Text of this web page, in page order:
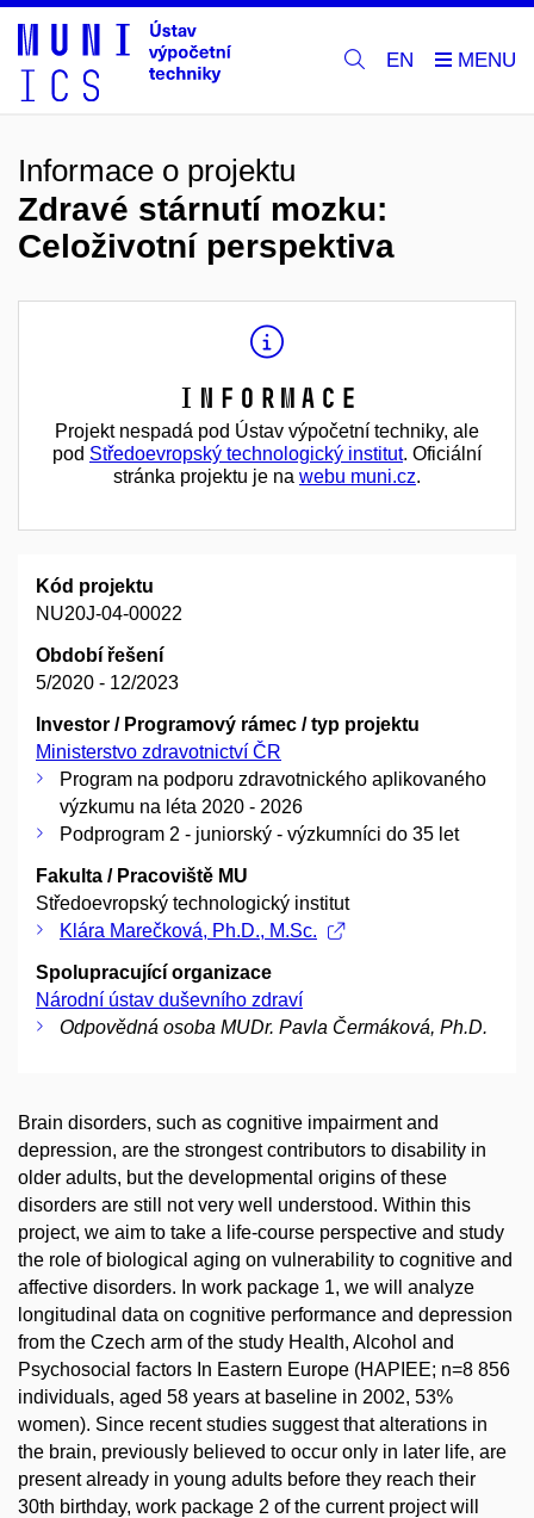
EN
Informace o projektu
Zdravé stárnutí mozku:
Celoživotní perspektiva
Informace
Projekt nespadá pod Ústav výpočetní techniky, ale
pod Středoevropský technologický institut. Oficiální
stránka projektu je na webu muni.cz.
Kód projektu
NU20J-04-00022
Období řešení
5/2020 - 12/2023
Investor / Programový rámec / typ projektu
Ministerstvo zdravotnictví ČR
Program na podporu zdravotnického aplikovaného
výzkumu na léta 2020 - 2026
Podprogram 2 - juniorský - výzkumníci do 35 let
Fakulta / Pracoviště MU
Středoevropský technologický institut
Klára Marečková, Ph.D., M.Sc.
Spolupracující organizace
Národní ústav duševního zdraví
Odpovědná osoba MUDr. Pavla Čermáková, Ph.D.
Brain disorders, such as cognitive impairment and
depression, are the strongest contributors to disability in
older adults, but the developmental origins of these
disorders are still not very well understood. Within this
project, we aim to take a life-course perspective and study
the role of biological aging on vulnerability to cognitive and
affective disorders. In work package 1, we will analyze
longitudinal data on cognitive performance and depression
from the Czech arm of the study Health, Alcohol and
Psychosocial factors In Eastern Europe (HAPIEE; n=8 856
individuals, aged 58 years at baseline in 2002, 53%
women). Since recent studies suggest that alterations in
the brain, previously believed to occur only in later life, are
present already in young adults before they reach their
30th birthday, work package 2 of the current project will